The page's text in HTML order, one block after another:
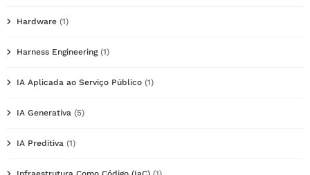
Hardware (1)
Harness Engineering(1)
IA Aplicada ao Serviço Público (1)
IA Generativa (5)
IA Preditiva (1)